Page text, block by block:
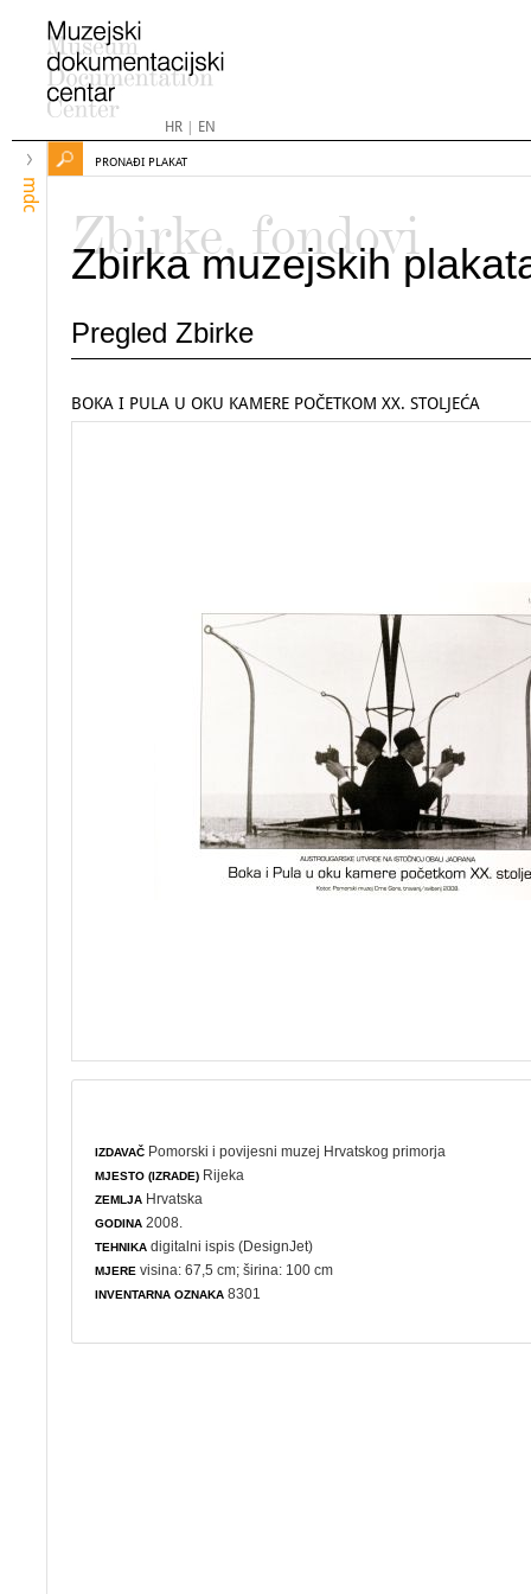
HR| EN
mdc
PRONAĐI PLAKAT
Zbirke, fondovi
Zbirka muzejskih
Pregled Zbirke
BOKA I PULA U OKU KAMERE POČETKOM XX. STOLJEĆA
IZDAVAČ Pomorski i povijesni muzej Hrvatskog primorja
MJESTO (IZRADE) Rijeka
ZEMLJA Hrvatska
GODINA 2008.
TEHNIKA digitalni ispis (DesignJet)
MJERE visina: 67,5 cm; širina: 100 cm
INVENTARNA OZNAKA 8301